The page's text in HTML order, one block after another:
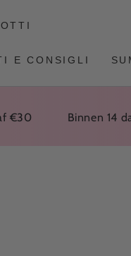
E CONSIGLI
Binnen 14 dagen